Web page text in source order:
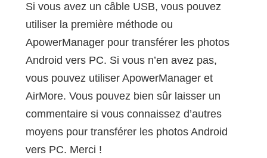
Si vous avez un câble USB, vous pouvez
utiliser la première méthode ou
ApowerManager pour transférer les photos
Android vers PC. Si vous n’en avez pas,
vous pouvez utiliser ApowerManager et
AirMore. Vous pouvez bien sûr laisser un
commentaire si vous connaissez d’autres
moyens pour transférer les photos Android
vers PC. Merci !